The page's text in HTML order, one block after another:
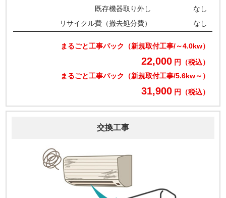
既存機器取り外し
なし
リサイクル費（撤去処分費）
なし
まるごと工事パック（新規取付工事/～4.0kw）
22,000 円（税込）
まるごと工事パック（新規取付工事/5.6kw～）
31,900 円（税込）
交換工事